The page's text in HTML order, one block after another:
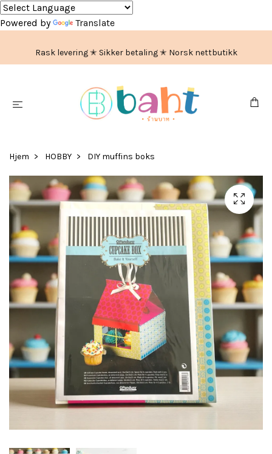
Powered by Translate
Rask levering ✭ Sikker betaling ✭ Norsk nettbutikk
Hjem HOBBY DIY muffins boks